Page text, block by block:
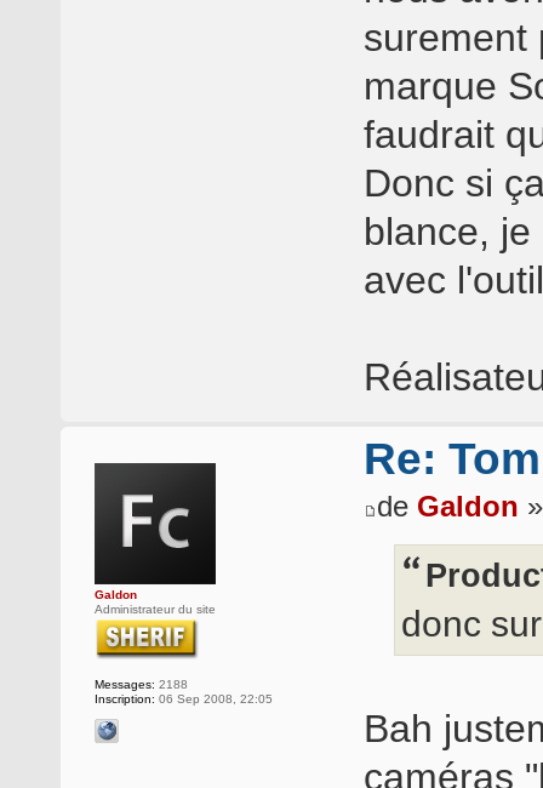
surement
marque
faudrait
Donc si
blance,
avec
Galdon
Administrateur du site
Messages: 2188
Inscription: 06 Sep 2008, 22:05
Re:
de Galdon
donc
Bah
caméras